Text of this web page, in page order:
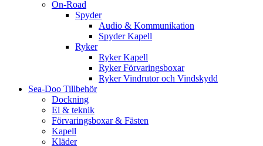
On-Road
Spyder
Audio & Kommunikation
Spyder Kapell
Ryker
Ryker Kapell
Ryker Förvaringsboxar
Ryker Vindrutor och Vindskydd
Sea-Doo Tillbehör
Dockning
El & teknik
Förvaringsboxar & Fästen
Kapell
Kläder